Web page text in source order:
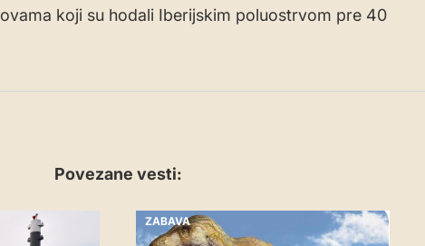
koji su hodali Iberijskim poluostrvom pre 40
Povezane vesti:
ZABAVA